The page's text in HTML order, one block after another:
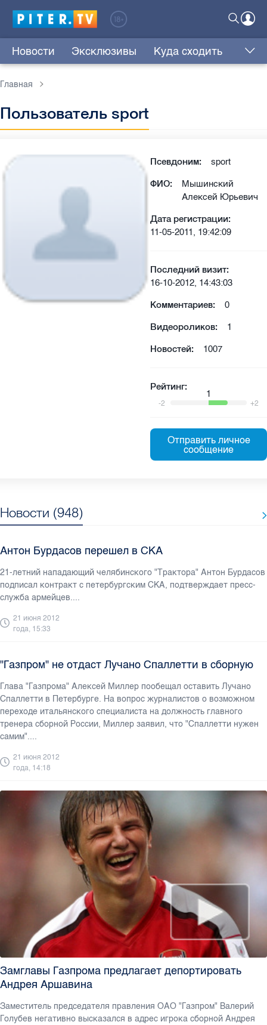
Новости Эксклюзивы Куда сходить
Главная
Пользователь sport
Псевдоним: sport
ФИО:
Мышинский
Алексей Юрьевич
Дата регистрации:
11-05-2011, 19:42:09
Последний визит:
16-10-2012, 14:43:03
Комментариев: 0
Видеороликов: 1
Новостей: 1007
Рейтинг:
1
-2 +2
Отправить личное
сообщение
Новости (948)
Антон Бурдасов перешел в СКА
21-летний нападающий челябинского "Трактора" Антон Бурдасов
подписал контракт с петербургским СКА, подтверждает пресс-
служба армейцев....
21 июня 2012
года, 15:33
"Газпром" не отдаст Лучано Спаллетти в сборную
Глава "Газпрома" Алексей Миллер пообещал оставить Лучано
Спаллетти в Петербурге. На вопрос журналистов о возможном
переходе итальянского специалиста на должность главного
тренера сборной России, Миллер заявил, что "Спаллетти нужен
самим"....
21 июня 2012
года, 14:18
Замглавы Газпрома предлагает депортировать
Андрея Аршавина
Заместитель председателя правления ОАО "Газпром" Валерий
Голубев негативно высказался в адрес игрока сборной Андрея